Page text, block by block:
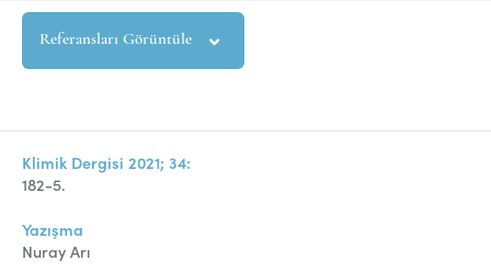
Referansları Görüntüle
Klimik Dergisi 2021; 34:
182-5.
Yazışma
Nuray Arı